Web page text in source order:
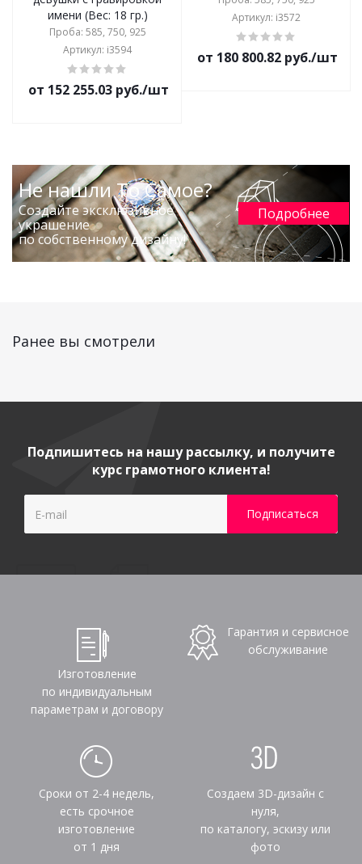
имени (Вес: 18 гр.)
Проба: 585, 750, 925
Артикул: i3594
от 152 255.03 руб./шт
Артикул: i3572
от 180 800.82 руб./шт
Не нашли То Самое?
Создайте эксклюзивное
украшение
по собственному дизайну!
Подробнее
Ранее вы смотрели
Подпишитесь на нашу рассылку, и получите
курс грамотного клиента!
Изготовление
по индивидуальным
параметрам и договору
Гарантия и сервисное
обслуживание
Сроки от 2-4 недель,
есть срочное
изготовление
от 1 дня
Создаем 3D-дизайн с
нуля,
по каталогу, эскизу или
фото